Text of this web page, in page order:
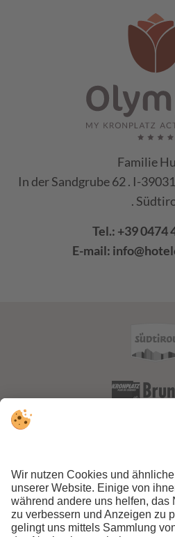
Familie
In der Sandgrube 62 . I-
.
Tel.: +39 0474
E-mail: